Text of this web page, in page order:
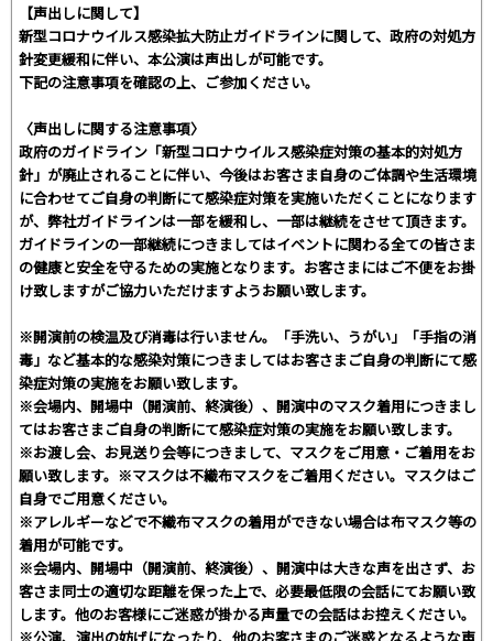
【声出しに関して】
新型コロナウイルス感染拡大防止ガイドラインに関して、政府の対処方
針変更緩和に伴い、本公演は声出しが可能です。
下記の注意事項を確認の上、ご参加ください。
〈声出しに関する注意事項〉
政府のガイドライン「新型コロナウイルス感染症対策の基本的対処方
針」が廃止されることに伴い、今後はお客さま自身のご体調や生活環境
に合わせてご自身の判断にて感染症対策を実施いただくことになります
が、弊社ガイドラインは一部を緩和し、一部は継続をさせて頂きます。
ガイドラインの一部継続につきましてはイベントに関わる全ての皆さま
の健康と安全を守るための実施となります。お客さまにはご不便をお掛
け致しますがご協力いただけますようお願い致します。
※開演前の検温及び消毒は行いません。「手洗い、うがい」「手指の消
毒」など基本的な感染対策につきましてはお客さまご自身の判断にて感
染症対策の実施をお願い致します。
※会場内、開場中（開演前、終演後）、開演中のマスク着用につきまし
てはお客さまご自身の判断にて感染症対策の実施をお願い致します。
※お渡し会、お見送り会等につきまして、マスクをご用意・ご着用をお
願い致します。※マスクは不織布マスクをご着用ください。マスクはご
自身でご用意ください。
※アレルギーなどで不織布マスクの着用ができない場合は布マスク等の
着用が可能です。
※会場内、開場中（開演前、終演後）、開演中は大きな声を出さず、お
客さま同士の適切な距離を保った上で、必要最低限の会話にてお願い致
します。他のお客様にご迷惑が掛かる声量での会話はお控えください。
※公演、演出の妨げになったり、他のお客さまのご迷惑となるような声